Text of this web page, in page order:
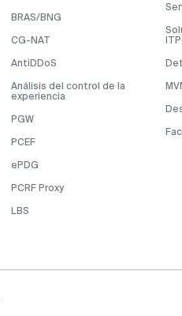
BRAS/BNG
CG-NAT
AntiDDoS
Análisis del control de la
experiencia
PGW
PCEF
ePDG
PCRF Proxy
LBS